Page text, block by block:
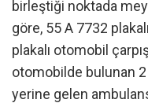
birleştiği noktada
göre, 55 A 7732
plakalı otomobil
otomobilde bulunan 2
yerine gelen